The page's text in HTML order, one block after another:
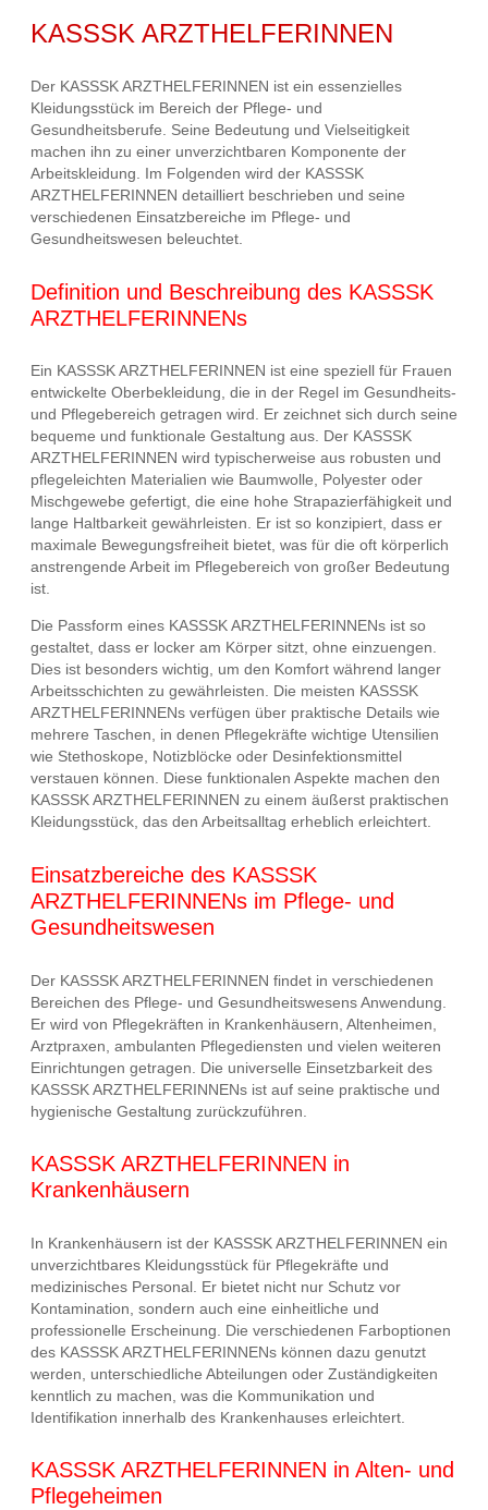
KASSSK ARZTHELFERINNEN
Der KASSSK ARZTHELFERINNEN ist ein essenzielles
Kleidungsstück im Bereich der Pflege- und
Gesundheitsberufe. Seine Bedeutung und Vielseitigkeit
machen ihn zu einer unverzichtbaren Komponente der
Arbeitskleidung. Im Folgenden wird der KASSSK
ARZTHELFERINNEN detailliert beschrieben und seine
verschiedenen Einsatzbereiche im Pflege- und
Gesundheitswesen beleuchtet.
Definition und Beschreibung des KASSSK
ARZTHELFERINNENs
Ein KASSSK ARZTHELFERINNEN ist eine speziell für Frauen
entwickelte Oberbekleidung, die in der Regel im Gesundheits-
und Pflegebereich getragen wird. Er zeichnet sich durch seine
bequeme und funktionale Gestaltung aus. Der KASSSK
ARZTHELFERINNEN wird typischerweise aus robusten und
pflegeleichten Materialien wie Baumwolle, Polyester oder
Mischgewebe gefertigt, die eine hohe Strapazierfähigkeit und
lange Haltbarkeit gewährleisten. Er ist so konzipiert, dass er
maximale Bewegungsfreiheit bietet, was für die oft körperlich
anstrengende Arbeit im Pflegebereich von großer Bedeutung
ist.
Die Passform eines KASSSK ARZTHELFERINNENs ist so
gestaltet, dass er locker am Körper sitzt, ohne einzuengen.
Dies ist besonders wichtig, um den Komfort während langer
Arbeitsschichten zu gewährleisten. Die meisten KASSSK
ARZTHELFERINNENs verfügen über praktische Details wie
mehrere Taschen, in denen Pflegekräfte wichtige Utensilien
wie Stethoskope, Notizblöcke oder Desinfektionsmittel
verstauen können. Diese funktionalen Aspekte machen den
KASSSK ARZTHELFERINNEN zu einem äußerst praktischen
Kleidungsstück, das den Arbeitsalltag erheblich erleichtert.
Einsatzbereiche des KASSSK
ARZTHELFERINNENs im Pflege- und
Gesundheitswesen
Der KASSSK ARZTHELFERINNEN findet in verschiedenen
Bereichen des Pflege- und Gesundheitswesens Anwendung.
Er wird von Pflegekräften in Krankenhäusern, Altenheimen,
Arztpraxen, ambulanten Pflegediensten und vielen weiteren
Einrichtungen getragen. Die universelle Einsetzbarkeit des
KASSSK ARZTHELFERINNENs ist auf seine praktische und
hygienische Gestaltung zurückzuführen.
KASSSK ARZTHELFERINNEN in
Krankenhäusern
In Krankenhäusern ist der KASSSK ARZTHELFERINNEN ein
unverzichtbares Kleidungsstück für Pflegekräfte und
medizinisches Personal. Er bietet nicht nur Schutz vor
Kontamination, sondern auch eine einheitliche und
professionelle Erscheinung. Die verschiedenen Farboptionen
des KASSSK ARZTHELFERINNENs können dazu genutzt
werden, unterschiedliche Abteilungen oder Zuständigkeiten
kenntlich zu machen, was die Kommunikation und
Identifikation innerhalb des Krankenhauses erleichtert.
KASSSK ARZTHELFERINNEN in Alten- und
Pflegeheimen